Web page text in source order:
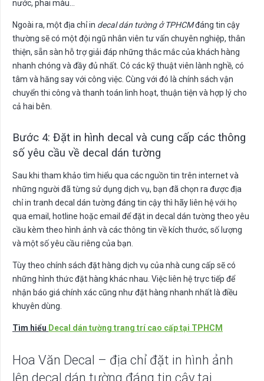
nước, phai màu…
Ngoài ra, một địa chỉ in decal dán tường ở TPHCMđáng tin cậy
thường sẽ có một đội ngũ nhân viên tư vấn chuyên nghiệp, thân
thiện, sẵn sàn hỗ trợ giải đáp những thắc mắc của khách hàng
nhanh chóng và đầy đủ nhất. Có các kỹ thuật viên lành nghề, có
tâm và hăng say với công việc. Cùng với đó là chính sách vận
chuyển thi công và thanh toán linh hoạt, thuận tiện và hợp lý cho
cả hai bên.
Bước 4: Đặt in hình decal và cung cấp các thông
số yêu cầu về decal dán tường
Sau khi tham khảo tìm hiểu qua các nguồn tin trên internet và
những người đã từng sử dụng dịch vụ, bạn đã chọn ra được địa
chỉ in tranh decal dán tường đáng tin cậy thì hãy liên hệ với họ
qua email, hotline hoặc email để đặt in decal dán tường theo yêu
cầu kèm theo hình ảnh và các thông tin về kích thước, số lượng
và một số yêu cầu riêng của bạn.
Tùy theo chính sách đặt hàng dịch vụ của nhà cung cấp sẽ có
những hình thức đặt hàng khác nhau. Việc liên hệ trực tiếp để
nhận báo giá chính xác cũng như đặt hàng nhanh nhất là điều
khuyên dùng.
Tìm hiểu Decal dán tường trang trí cao cấp tại TPHCM
Hoa Văn Decal – địa chỉ đặt in hình ảnh
lên decal dán tường đáng tin cậy tại